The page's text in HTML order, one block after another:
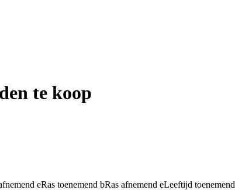
te koop
eRas toenemend bRas afnemend eLeeftijd toenemend